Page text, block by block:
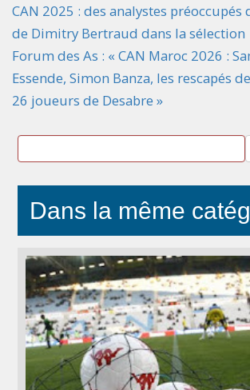
CAN 2025 : des analystes préoccupés
de Dimitry Bertraud dans la sélection
Forum des As : « CAN Maroc 2026 :
Essende, Simon Banza, les rescapés
26 joueurs de Desabre »
Dans la même